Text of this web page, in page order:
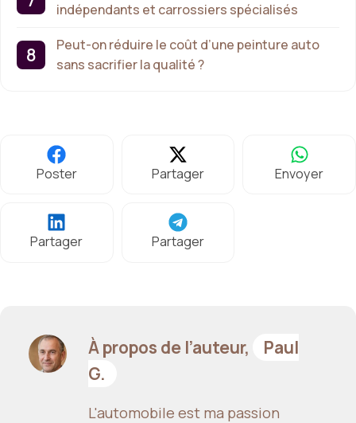
indépendants et carrossiers spécialisés
Peut-on réduire le coût d’une peinture auto
sans sacrifier la qualité ?
Poster Partager Envoyer
Partager Partager
À propos de l’auteur,
Paul
G.
L'automobile est ma passion